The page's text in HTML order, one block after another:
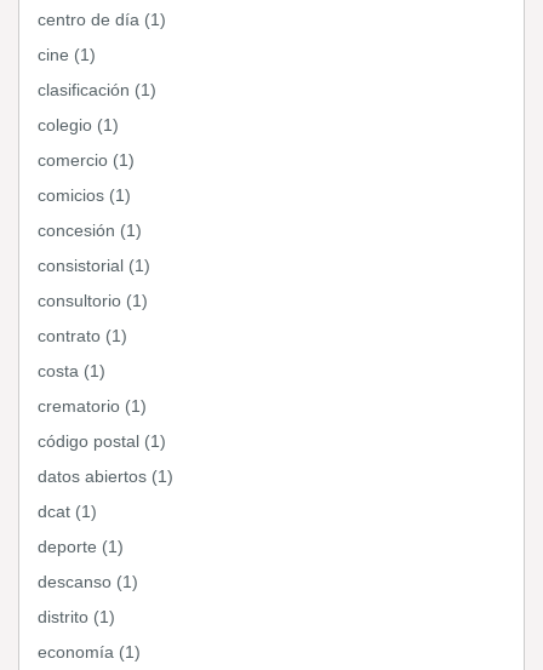
centro de día (1)
cine (1)
clasificación (1)
colegio (1)
comercio (1)
comicios (1)
concesión (1)
consistorial (1)
consultorio (1)
contrato (1)
costa (1)
crematorio (1)
código postal (1)
datos abiertos (1)
dcat (1)
deporte (1)
descanso (1)
distrito (1)
economía (1)